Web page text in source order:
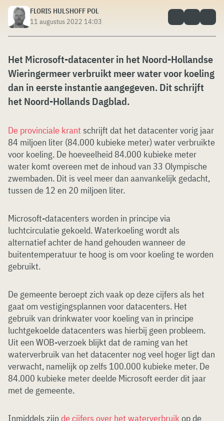
FLORIS HULSHOFF POL
11 augustus 2022 14:03
Het Microsoft-datacenter in het Noord-Hollandse
Wieringermeer verbruikt meer water voor koeling
dan in eerste instantie aangegeven. Dit schrijft
het Noord-Hollands Dagblad.
De provinciale krant schrijft dat het datacenter vorig jaar
84 miljoen liter (84.000 kubieke meter) water verbruikte
voor koeling. De hoeveelheid 84.000 kubieke meter
water komt overeen met de inhoud van 33 Olympische
zwembaden. Dit is veel meer dan aanvankelijk gedacht,
tussen de 12 en 20 miljoen liter.
Microsoft-datacenters worden in principe via
luchtcirculatie gekoeld. Waterkoeling wordt als
alternatief achter de hand gehouden wanneer de
buitentemperatuur te hoog is om voor koeling te worden
gebruikt.
De gemeente beroept zich vaak op deze cijfers als het
gaat om vestigingsplannen voor datacenters. Het
gebruik van drinkwater voor koeling van in principe
luchtgekoelde datacenters was hierbij geen probleem.
Uit een WOB-verzoek blijkt dat de raming van het
waterverbruik van het datacenter nog veel hoger ligt dan
verwacht, namelijk op zelfs 100.000 kubieke meter. De
84.000 kubieke meter deelde Microsoft eerder dit jaar
met de gemeente.
Inmiddels zijn de cijfers over het waterverbruik op de